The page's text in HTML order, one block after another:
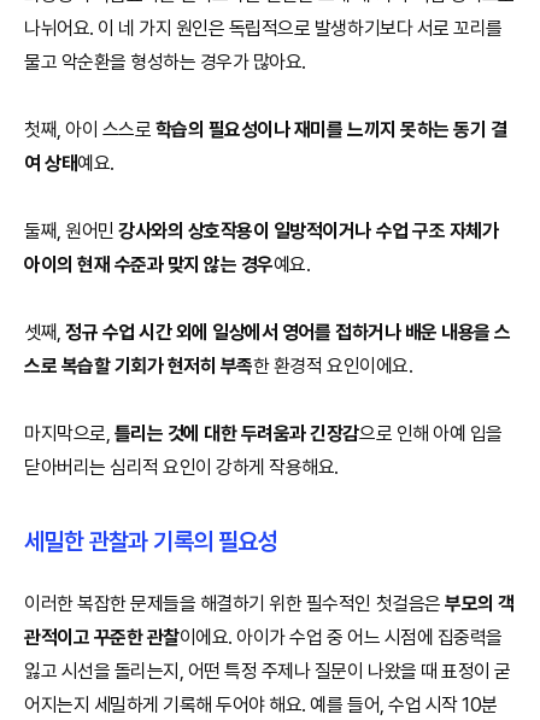
나뉘어요. 이 네 가지 원인은 독립적으로 발생하기보다 서로 꼬리를
물고 악순환을 형성하는 경우가 많아요.
첫째, 아이 스스로 학습의 필요성이나 재미를 느끼지 못하는 동기 결
여 상태예요.
둘째, 원어민강사와의 상호작용이 일방적이거나 수업 구조 자체가
아이의 현재 수준과 맞지 않는 경우예요.
셋째,정규 수업 시간 외에 일상에서 영어를 접하거나 배운 내용을 스
스로 복습할 기회가 현저히 부족한환경적 요인이에요.
마지막으로, 틀리는 것에 대한 두려움과 긴장감으로 인해 아예 입을
닫아버리는 심리적 요인이 강하게 작용해요.
세밀한 관찰과 기록의 필요성
이러한 복잡한 문제들을 해결하기 위한 필수적인 첫걸음은부모의 객
관적이고 꾸준한 관찰이에요. 아이가 수업 중 어느 시점에 집중력을
잃고 시선을 돌리는지, 어떤 특정 주제나 질문이 나왔을 때 표정이 굳
어지는지 세밀하게 기록해 두어야 해요. 예를 들어, 수업 시작 10분